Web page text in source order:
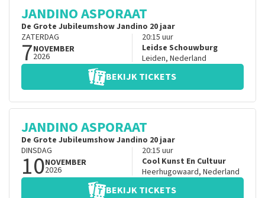
JANDINO ASPORAAT
De Grote Jubileumshow Jandino 20 jaar
ZATERDAG
7NOVEMBER
2026
20:15 uur
Leidse Schouwburg
Leiden, Nederland
BEKIJK TICKETS
JANDINO ASPORAAT
De Grote Jubileumshow Jandino 20 jaar
DINSDAG
10NOVEMBER
2026
20:15 uur
Cool Kunst En Cultuur
Heerhugowaard, Nederland
BEKIJK TICKETS